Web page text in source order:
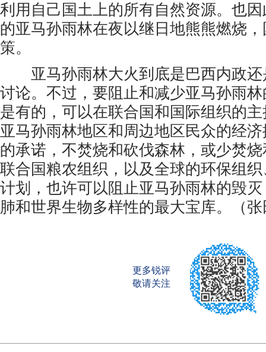
利用自己国土上的所有自然资源。也
的亚马孙雨林在夜以继日地熊熊燃烧
策。
亚马孙雨林大火到底是巴西内政还
讨论。不过，要阻止和减少亚马孙雨
是有的，可以在联合国和国际组织的
亚马孙雨林地区和周边地区民众的经
的承诺，不焚烧和砍伐森林，或少焚
联合国粮农组织，以及全球的环保组
计划，也许可以阻止亚马孙雨林的毁
肺和世界生物多样性的最大宝库。（
更多锐评
敬请关注